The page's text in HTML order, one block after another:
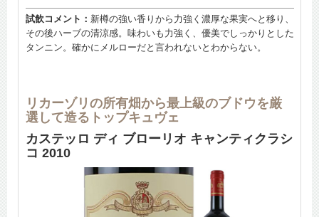
試飲コメント： 新樽の強い香りから力強く濃厚な果実へと移り、
その後ハーブの清涼感。味わいも力強く、優美でしっかりとした
タンニン。確かにメルローだと言われないとわからない。
リカーゾリの所有畑から最上級のブドウを厳
選して造るトップキュヴェ
カステッロ ディ ブローリオ キャンティクラシ
コ 2010